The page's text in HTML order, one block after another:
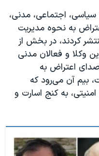
سیاسی، اجتماعی، مدنی،
به نحوه مدیریت
کردند، در بخش از
وکلا و فعالان مدنی
صدای اعتراض به
بیم آن می‌رود که
به کنج اسارت و